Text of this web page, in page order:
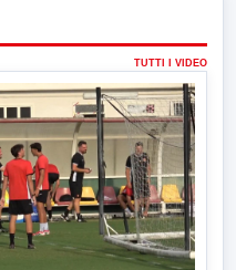
TUTTI I VIDEO